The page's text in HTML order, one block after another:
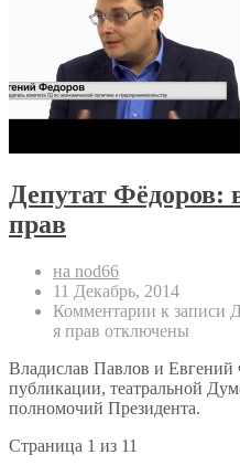
Депутат Фёдоров:
прав
на nod66
11 Декабрь, 2014
Комментарии к записи
я прав отключены
Владислав Павлов и Евгений
публикации, театральной
полномочий Президента.
Страница 1 из 11